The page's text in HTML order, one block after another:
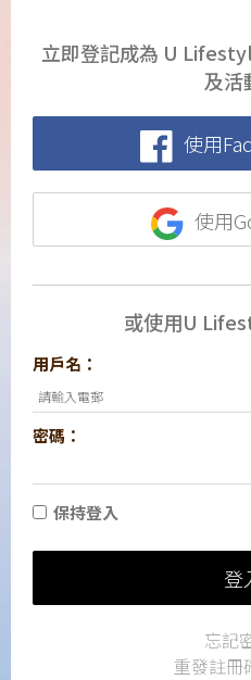
立即登記成為 U
及活
使用
使用
或使用U
用戶名：
密碼：
保持登入
登
忘記
重發註冊